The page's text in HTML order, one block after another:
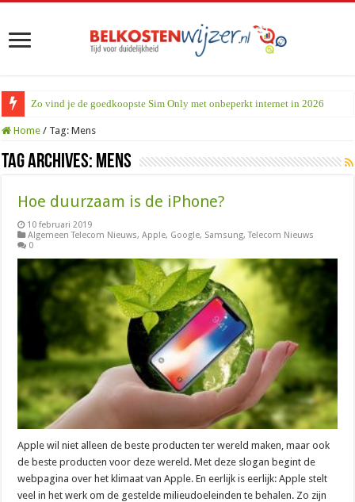
Zo vind je de goedkoopste Sim Only met onbeperkt internet in 2026
Home / Tag:Mens
Tag Archives: Mens
Hoe duurzaam is de iPhone?
10 februari 2019
Algemeen Telecom Nieuws,Apple, Google, Samsung,Telecom Nieuws
0
Apple wil niet alleen de beste producten ter wereld maken, maar ook
de beste producten voor deze wereld. Met deze slogan begint de
webpagina over het klimaat van Apple. En eerlijk is eerlijk: Apple stelt
veel in het werk om de gestelde milieudoeleinden te behalen. Zo zijn